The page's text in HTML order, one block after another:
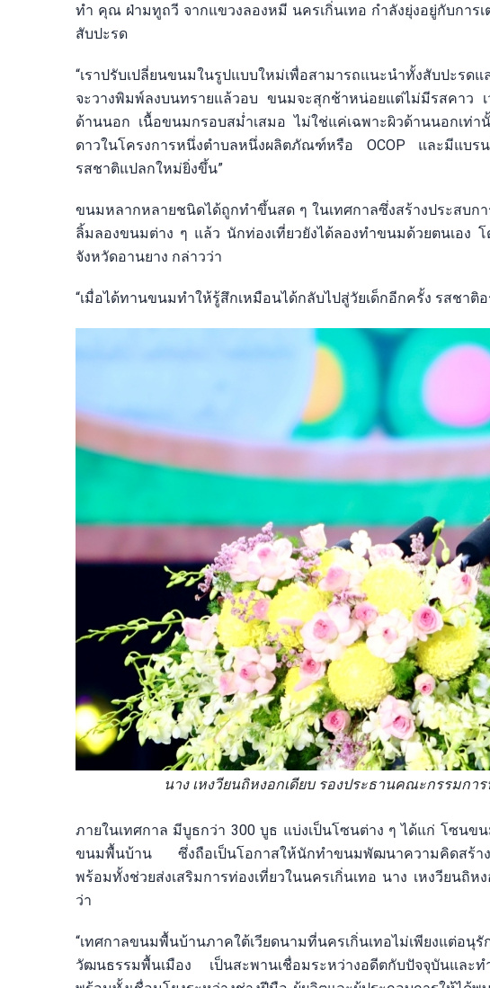
ทำ คุณ ฝ่ามทูถวี จากแขวงลองหมี นครเกิ่นเทอ กำลังยุ่งอยู่กับการ
สับปะรด
“เราปรับเปลี่ยนขนมในรูปแบบใหม่เพื่อสามารถแนะนำทั้งสับปะ
จะวางพิมพ์ลงบนทรายแล้วอบ ขนมจะสุกช้าหน่อยแต่ไม่มีรสคาว
ด้านนอก เนื้อขนมกรอบสม่ำเสมอ ไม่ใช่แค่เฉพาะผิวด้านนอกเท่
ดาวในโครงการหนึ่งตำบลหนึ่งผลิตภัณฑ์หรือ OCOP และมีแบร
รสชาติแปลกใหม่ยิ่งขึ้น”
ขนมหลากหลายชนิดได้ถูกทำขึ้นสด ๆ ในเทศกาลซึ่งสร้างประสบก
ลิ้มลองขนมต่าง ๆ แล้ว นักท่องเที่ยวยังได้ลองทำขนมด้วยตนเอง
จังหวัดอานยาง กล่าวว่า
“เมื่อได้ทานขนมทำให้รู้สึกเหมือนได้กลับไปสู่วัยเด็กอีกครั้ง รสชาติ
นาง เหงวียนถิหงอกเดียบ รองประธานคณะกรรมกา
ภายในเทศกาล มีบูธกว่า 300 บูธ แบ่งเป็นโซนต่าง ๆ ได้แก่ โซน
ขนมพื้นบ้าน ซึ่งถือเป็นโอกาสให้นักทำขนมพัฒนาความคิดสร้าง
พร้อมทั้งช่วยส่งเสริมการท่องเที่ยวในนครเกิ่นเทอ นาง เหงวียนถิ
ว่า
“เทศกาลขนมพื้นบ้านภาคใต้เวียดนามที่นครเกิ่นเทอไม่เพียงแต่อ
วัฒนธรรมพื้นเมือง เป็นสะพานเชื่อมระหว่างอดีตกับปัจจุบันและท